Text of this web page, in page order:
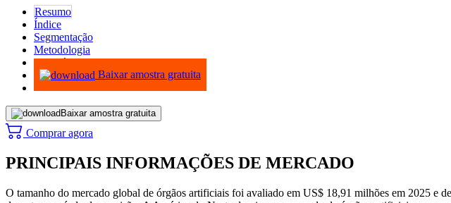
Resumo
Índice
Segmentação
Metodologia
Infográficos
Baixar amostra gratuita
Baixar amostra gratuita
Comprar agora
PRINCIPAIS INFORMAÇÕES DE MERCADO
O tamanho do mercado global de órgãos artificiais foi avaliado em US$ 18,91 milhões em 2025 e